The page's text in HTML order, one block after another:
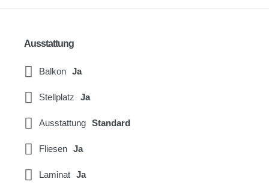
Ausstattung
Balkon Ja
Stellplatz Ja
Ausstattung Standard
Fliesen Ja
Laminat Ja